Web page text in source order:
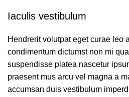
Iaculis vestibulum
Hendrerit volutpat eget curae leo
condimentum dictumst non mi
suspendisse platea nascetur
praesent mus arcu vel magna a
accumsan duis vestibulum